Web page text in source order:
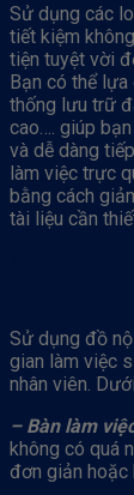
Sử dụng các
tiết kiệm
tiện tuyệt vời
Bạn có thể lựa
thống lưu trữ
cao…. giúp
và dễ dàng
làm việc trực
bằng cách
tài liệu cần
Sử dụng đồ
gian làm việc
nhân viên.
– Bàn làm
không có quá
đơn giản hoặc